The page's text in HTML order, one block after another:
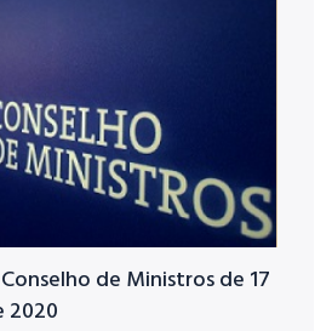
de Ministros de 17
2020